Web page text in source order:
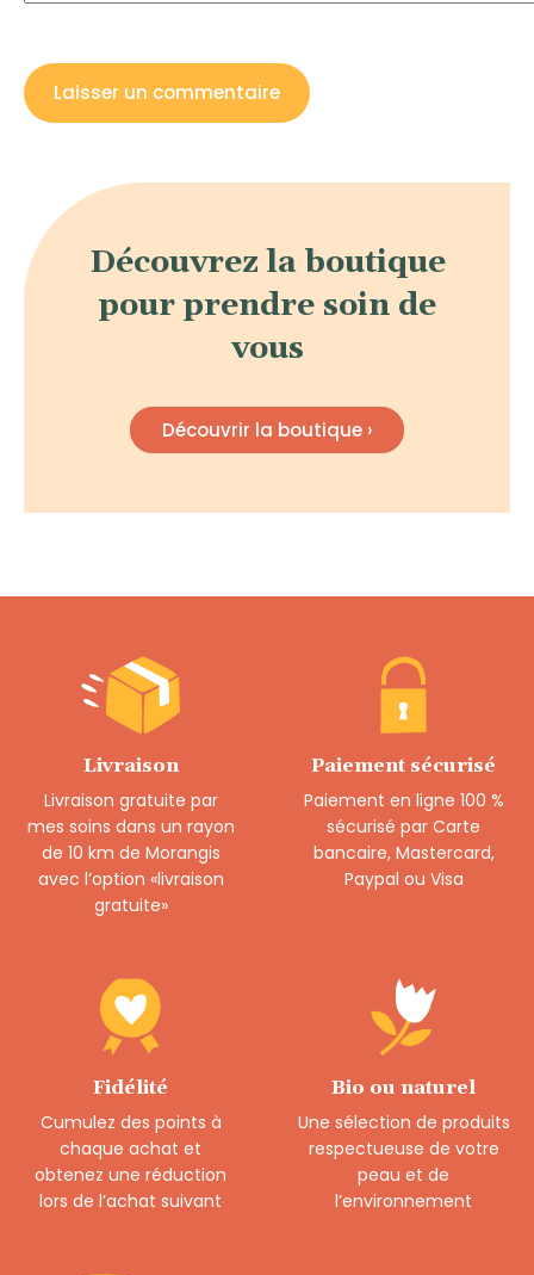
Découvrez la boutique
pour prendre soin de
vous
Découvrir la boutique ›
Livraison
Livraison gratuite par
mes soins dans un rayon
de 10 km de Morangis
avec l’option «livraison
gratuite»
Paiement sécurisé
Paiement en ligne 100 %
sécurisé par Carte
bancaire, Mastercard,
Paypal ou Visa
Fidélité
Cumulez des points à
chaque achat et
obtenez une réduction
lors de l’achat suivant
Bio ou naturel
Une sélection de produits
respectueuse de votre
peau et de
l’environnement